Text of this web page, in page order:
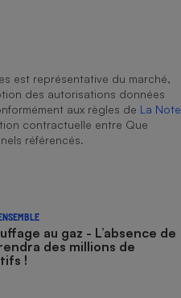
est représentative du marché,
des autorisations données
aux règles de La Note
contractuelle entre Que
référencés.
au gaz - L’absence de
des millions de
!